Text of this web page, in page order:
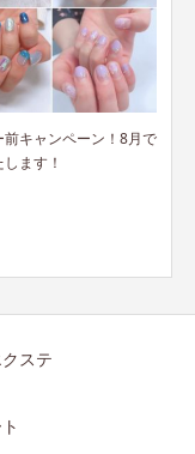
ーって何？
ステ